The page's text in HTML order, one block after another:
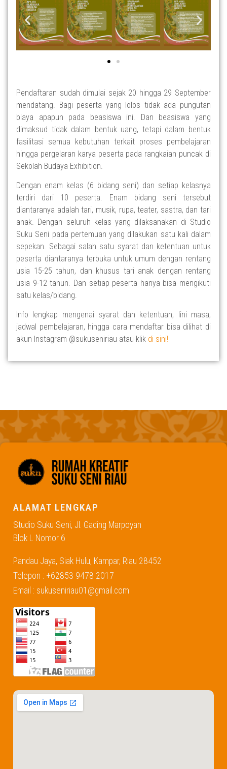
Pendaftaran sudah dimulai sejak 20 hingga 29 September
mendatang. Bagi peserta yang lolos tidak ada pungutan
biaya apapun pada beasiswa ini. Dan beasiswa yang
dimaksud tidak dalam bentuk uang, tetapi dalam bentuk
fasilitasi semua kebutuhan terkait proses pembelajaran
hingga pergelaran karya peserta pada rangkaian puncak di
Sekolah Budaya Exhibition.
Dengan enam kelas (6 bidang seni) dan setiap kelasnya
terdiri dari 10 peserta. Enam bidang seni tersebut
diantaranya adalah tari, musik, rupa, teater, sastra, dan tari
anak. Dengan seluruh kelas yang dilaksanakan di Studio
Suku Seni pada pertemuan yang dilakukan satu kali dalam
sepekan. Sebagai salah satu syarat dan ketentuan untuk
peserta diantaranya terbuka untuk umum dengan rentang
usia 15-25 tahun, dan khusus tari anak dengan rentang
usia 9-12 tahun. Dan setiap peserta hanya bisa mengikuti
satu kelas/bidang.
Info lengkap mengenai syarat dan ketentuan, lini masa,
jadwal pembelajaran, hingga cara mendaftar bisa dilihat di
akun Instagram @sukuseniriau atau klik di sini!
ALAMAT LENGKAP
Studio Suku Seni, Jl. Gading Marpoyan
Blok L Nomor 6
Pandau Jaya, Siak Hulu, Kampar, Riau 28452
Telepon : +62853 9478 2017
Email : sukuseniriau01@gmail.com